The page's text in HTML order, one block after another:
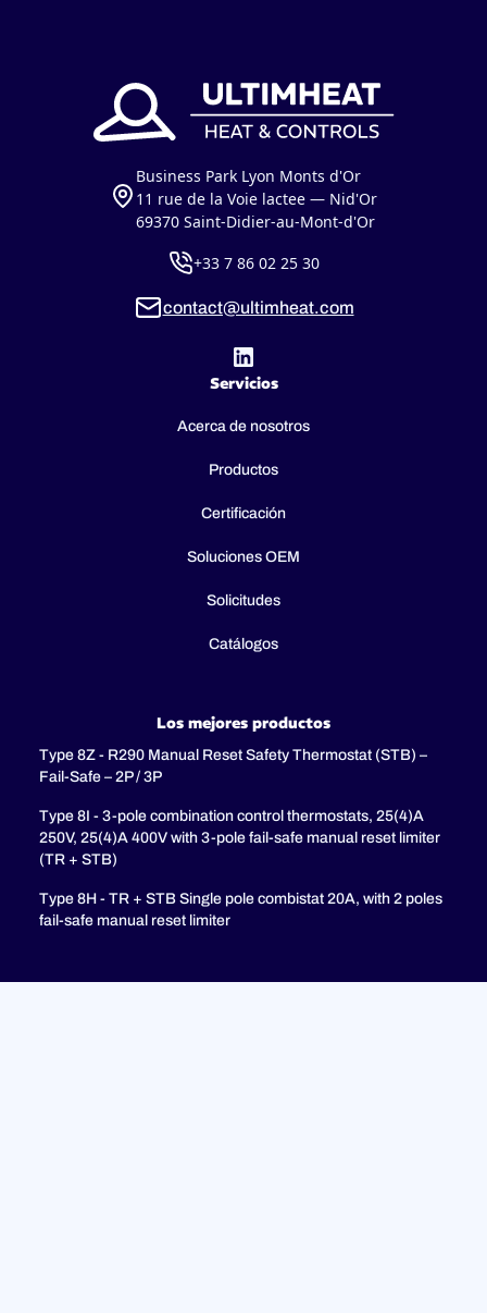
Business Park Lyon Monts d'Or
11 rue de la Voie lactee — Nid'Or
69370 Saint-Didier-au-Mont-d'Or
+33 7 86 02 25 30
contact@ultimheat.com
Servicios
Acerca de nosotros
Productos
Certificación
Soluciones OEM
Solicitudes
Catálogos
Los mejores productos
Type 8Z - R290 Manual Reset Safety Thermostat (STB) –
Fail-Safe – 2P / 3P
Type 8I - 3-pole combination control thermostats, 25(4)A
250V, 25(4)A 400V with 3-pole fail-safe manual reset limiter
(TR + STB)
Type 8H - TR + STB Single pole combistat 20A, with 2 poles
fail-safe manual reset limiter